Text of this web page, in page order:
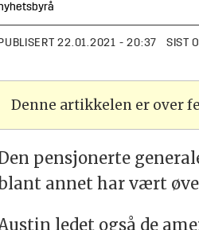
22.01.2021 - 20:37 SIST
Denne artikkelen er over
pensjonerte
annet har vært
ledet også de